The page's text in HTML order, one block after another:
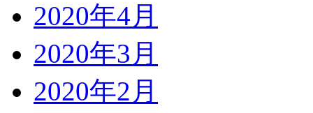
2020年4月
2020年3月
2020年2月